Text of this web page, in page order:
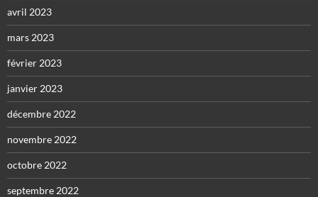
avril 2023
mars 2023
février 2023
janvier 2023
décembre 2022
novembre 2022
octobre 2022
septembre 2022